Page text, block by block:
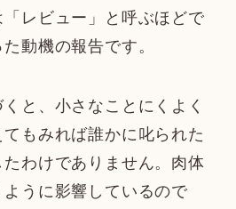
「レビュー」と呼ぶほどで
動機の報告です。
と、小さなことにくよく
もみれば誰かに叱られた
わけでありません。肉体
うに影響しているので